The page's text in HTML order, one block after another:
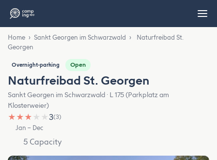
Home › Sankt Georgen im Schwarzwald ›
Naturfreibad St.
Georgen
Overnight-parking Open
Naturfreibad St. Georgen
Sankt Georgen im Schwarzwald · L 175 (Parkplatz am
Klosterweier)
★ ★ ★ ★ ★3(3)
Jan – Dec
5 Capacity